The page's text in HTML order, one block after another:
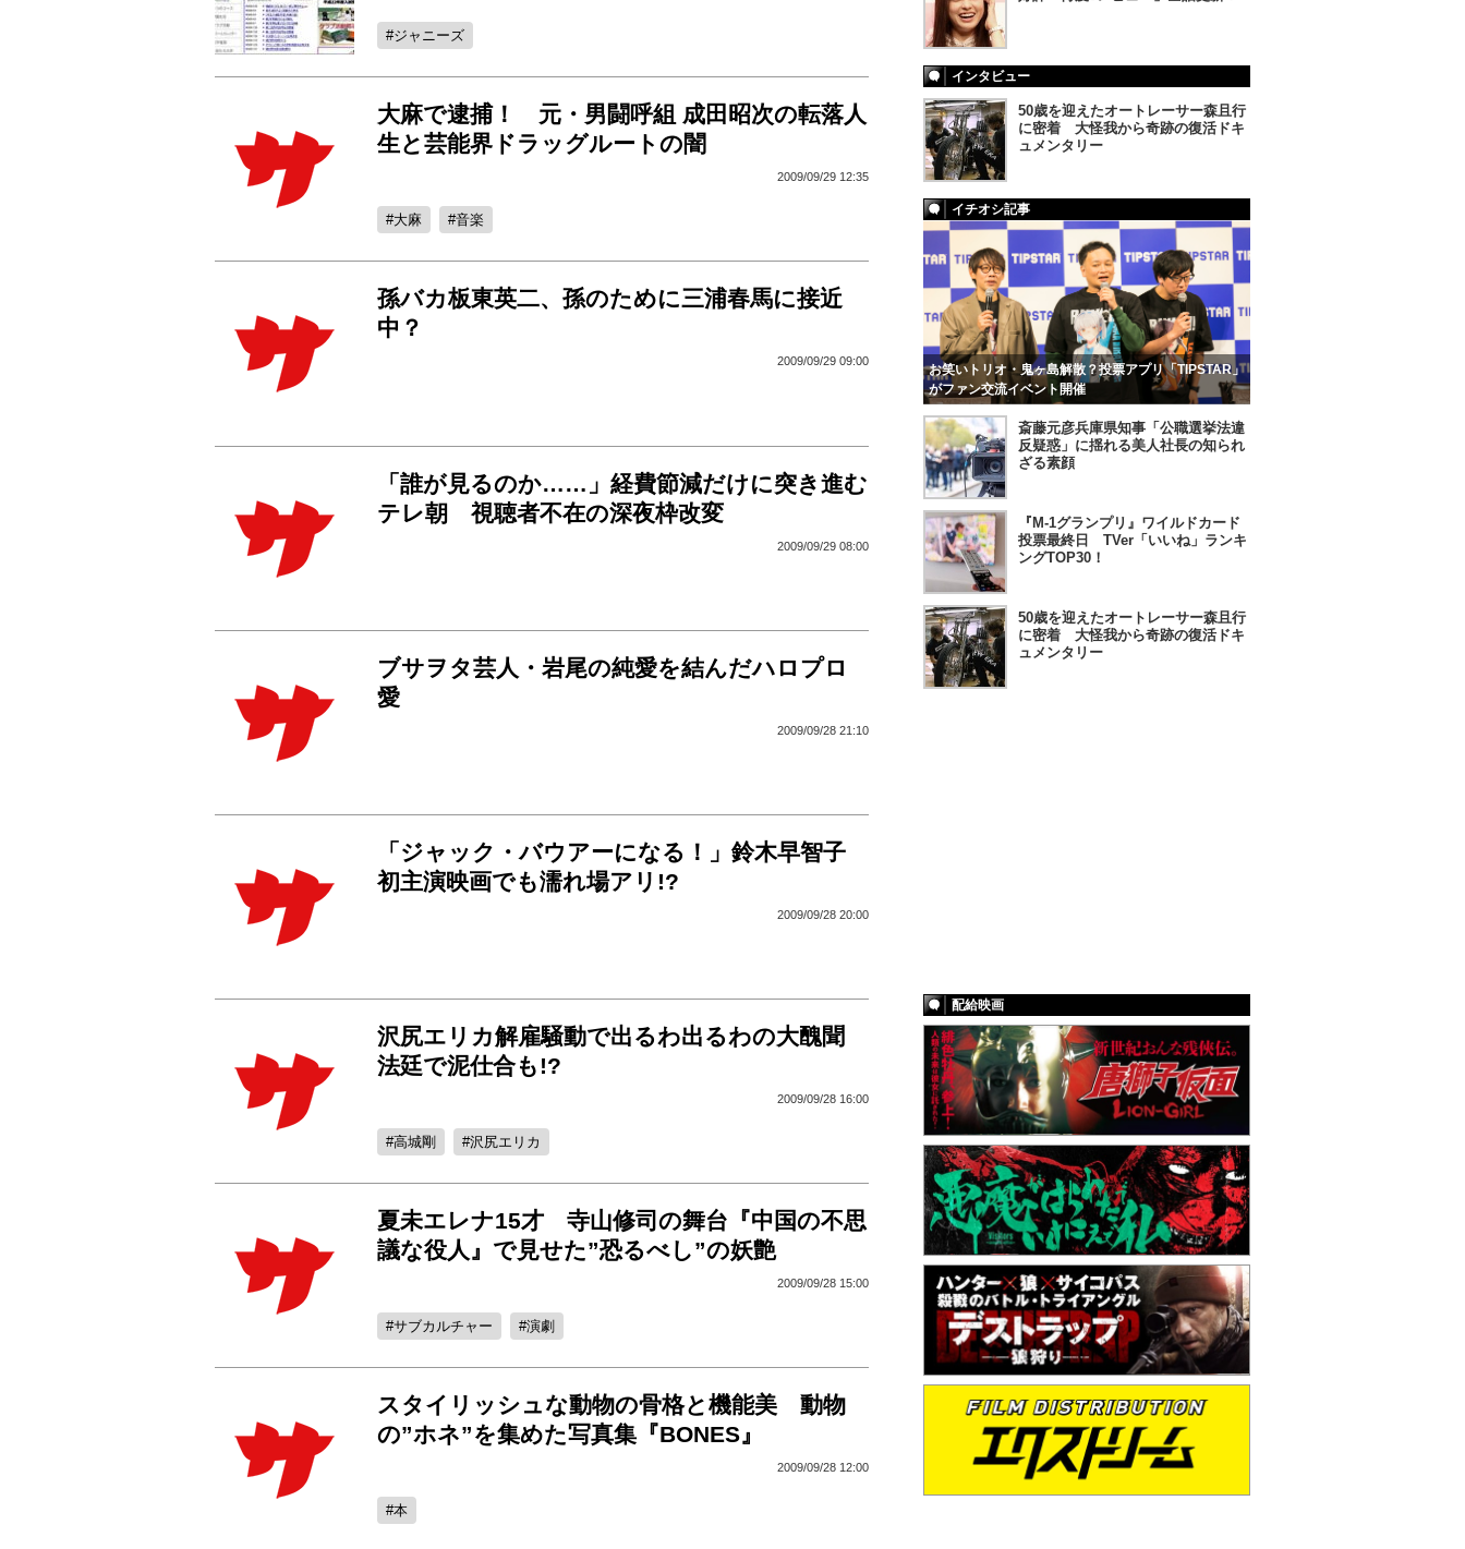
ジャニーズ
大麻で逮捕！ 元・男闘呼組 成田昭次の転落人
生と芸能界ドラッグルートの闇
2009/09/29 12:35
大麻 音楽
孫バカ板東英二、孫のために三浦春馬に接近
中？
2009/09/29 09:00
「誰が見るのか……」経費節減だけに突き進む
テレ朝 視聴者不在の深夜枠改変
2009/09/29 08:00
ブサヲタ芸人・岩尾の純愛を結んだハロプロ
愛
2009/09/28 21:10
「ジャック・バウアーになる！」鈴木早智子
初主演映画でも濡れ場アリ!?
2009/09/28 20:00
沢尻エリカ解雇騒動で出るわ出るわの大醜聞
法廷で泥仕合も!?
2009/09/28 16:00
高城剛 沢尻エリカ
夏未エレナ15才 寺山修司の舞台『中国の不思
議な役人』で見せた”恐るべし”の妖艶
2009/09/28 15:00
サブカルチャー 演劇
スタイリッシュな動物の骨格と機能美 動物
の”ホネ”を集めた写真集『BONES』
2009/09/28 12:00
本
インタビュー
50歳を迎えたオートレーサー森且行
に密着 大怪我から奇跡の復活ドキ
ュメンタリー
イチオシ記事
お笑いトリオ・鬼ヶ島解散？投票アプリ「TIPSTAR」
がファン交流イベント開催
斎藤元彦兵庫県知事「公職選挙法違
反疑惑」に揺れる美人社長の知られ
ざる素顔
『M-1グランプリ』ワイルドカード
投票最終日 TVer「いいね」ランキ
ングTOP30！
50歳を迎えたオートレーサー森且行
に密着 大怪我から奇跡の復活ドキ
ュメンタリー
配給映画